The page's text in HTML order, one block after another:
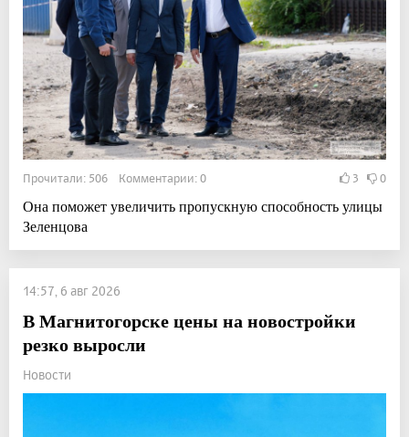
Прочитали: 506 Комментарии: 0 3 0
Она поможет увеличить пропускную способность улицы
Зеленцова
14:57, 6 авг 2026
В Магнитогорске цены на новостройки
резко выросли
Новости